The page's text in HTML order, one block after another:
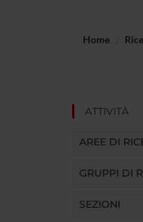
Home
ATTIVITÀ
AREE DI
GRUPPI DI
SEZIONI